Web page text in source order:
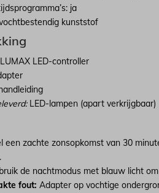
ja
kunststof
LED-controller
LED-lampen (apart verkrijgbaar)
een zachte zonsopkomst van 30
de nachtmodus met blauw licht
fout: Adapter op vochtige